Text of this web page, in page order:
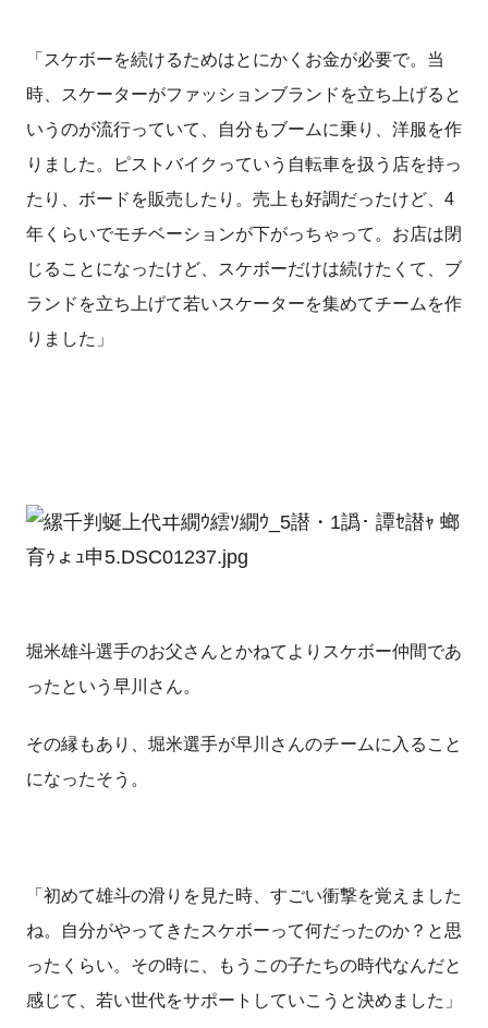
「スケボーを続けるためはとにかくお金が必要で。当
時、スケーターがファッションブランドを立ち上げると
いうのが流行っていて、自分もブームに乗り、洋服を作
りました。ピストバイクっていう自転車を扱う店を持っ
たり、ボードを販売したり。売上も好調だったけど、4
年くらいでモチベーションが下がっちゃって。お店は閉
じることになったけど、スケボーだけは続けたくて、ブ
ランドを立ち上げて若いスケーターを集めてチームを作
りました」
堀米雄斗選手のお父さんとかねてよりスケボー仲間であ
ったという早川さん。
その縁もあり、堀米選手が早川さんのチームに入ること
になったそう。
「初めて雄斗の滑りを見た時、すごい衝撃を覚えました
ね。自分がやってきたスケボーって何だったのか？と思
ったくらい。その時に、もうこの子たちの時代なんだと
感じて、若い世代をサポートしていこうと決めました」